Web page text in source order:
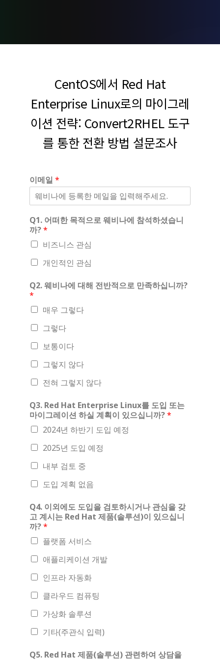
CentOS에서 Red Hat
Enterprise Linux로의 마이그레
이션 전략: Convert2RHEL 도구
를 통한 전환 방법 설문조사
이메일 *
Q1. 어떠한 목적으로 웨비나에 참석하셨습니
까?*
비즈니스 관심
개인적인 관심
Q2. 웨비나에 대해 전반적으로 만족하십니까?
*
매우 그렇다
그렇다
보통이다
그렇지 않다
전혀 그렇지 않다
Q3. Red Hat Enterprise Linux를 도입 또는
마이그레이션 하실 계획이 있으십니까?*
2024년 하반기 도입 예정
2025년 도입 예정
내부 검토 중
도입 계획 없음
Q4. 이외에도 도입을 검토하시거나 관심을 갖
고 계시는 Red Hat 제품(솔루션)이 있으십니
까?*
플랫폼 서비스
애플리케이션 개발
인프라 자동화
클라우드 컴퓨팅
가상화 솔루션
기타(주관식 입력)
Q5. Red Hat 제품(솔루션) 관련하여 상담을